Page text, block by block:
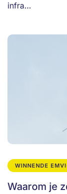
infra…
WINNENDE
Waarom je